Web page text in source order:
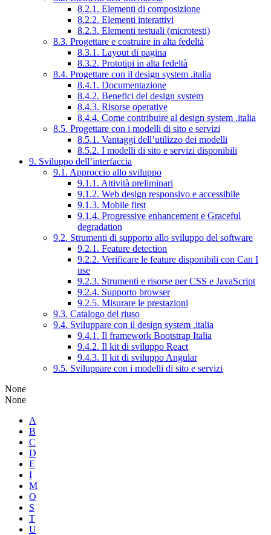
8.2.1. Elementi di composizione
8.2.2. Elementi interattivi
8.2.3. Elementi testuali (microtesti)
8.3. Progettare e costruire in alta fedeltà
8.3.1. Layout di pagina
8.3.2. Prototipi in alta fedeltà
8.4. Progettare con il design system .italia
8.4.1. Documentazione
8.4.2. Benefici del design system
8.4.3. Risorse operative
8.4.4. Come contribuire al design system .italia
8.5. Progettare con i modelli di sito e servizi
8.5.1. Vantaggi dell’utilizzo dei modelli
8.5.2. I modelli di sito e servizi disponibili
9. Sviluppo dell’interfaccia
9.1. Approccio allo sviluppo
9.1.1. Attività preliminari
9.1.2. Web design responsivo e accessibile
9.1.3. Mobile first
9.1.4. Progressive enhancement e Graceful
degradation
9.2. Strumenti di supporto allo sviluppo del software
9.2.1. Feature detection
9.2.2. Verificare le feature disponibili con Can I
use
9.2.3. Strumenti e risorse per CSS e JavaScript
9.2.4. Supporto browser
9.2.5. Misurare le prestazioni
9.3. Catalogo del riuso
9.4. Sviluppare con il design system .italia
9.4.1. Il framework Bootstrap Italia
9.4.2. Il kit di sviluppo React
9.4.3. Il kit di sviluppo Angular
9.5. Sviluppare con i modelli di sito e servizi
None
None
A
B
C
D
E
I
M
O
S
T
U